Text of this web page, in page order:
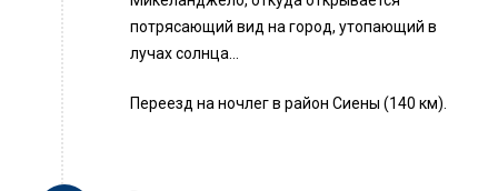
потрясающий вид на город, утопающий в
лучах солнца…
Переезд на ночлег в район Сиены (140 км).